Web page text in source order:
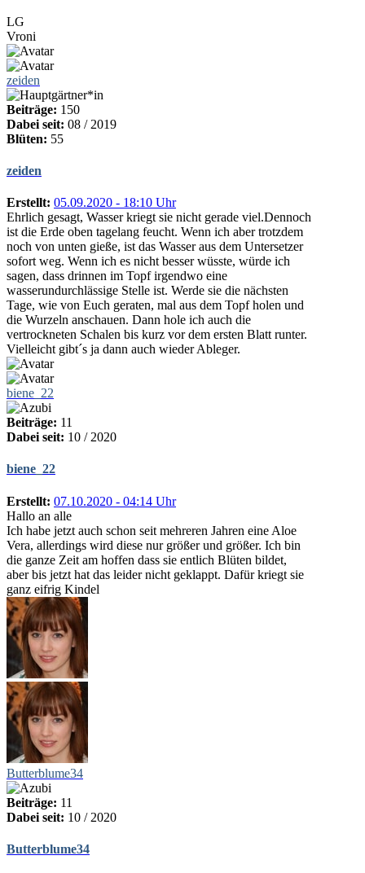
LG
Vroni
zeiden
Beiträge: 150
Dabei seit: 08 / 2019
Blüten: 55
zeiden
Erstellt: 05.09.2020 - 18:10 Uhr
Ehrlich gesagt, Wasser kriegt sie nicht gerade viel.Dennoch
ist die Erde oben tagelang feucht. Wenn ich aber trotzdem
noch von unten gieße, ist das Wasser aus dem Untersetzer
sofort weg. Wenn ich es nicht besser wüsste, würde ich
sagen, dass drinnen im Topf irgendwo eine
wasserundurchlässige Stelle ist. Werde sie die nächsten
Tage, wie von Euch geraten, mal aus dem Topf holen und
die Wurzeln anschauen. Dann hole ich auch die
vertrockneten Schalen bis kurz vor dem ersten Blatt runter.
Vielleicht gibt´s ja dann auch wieder Ableger.
biene_22
Beiträge: 11
Dabei seit: 10 / 2020
biene_22
Erstellt: 07.10.2020 - 04:14 Uhr
Hallo an alle
Ich habe jetzt auch schon seit mehreren Jahren eine Aloe
Vera, allerdings wird diese nur größer und größer. Ich bin
die ganze Zeit am hoffen dass sie entlich Blüten bildet,
aber bis jetzt hat das leider nicht geklappt. Dafür kriegt sie
ganz eifrig Kindel
Butterblume34
Beiträge: 11
Dabei seit: 10 / 2020
Butterblume34